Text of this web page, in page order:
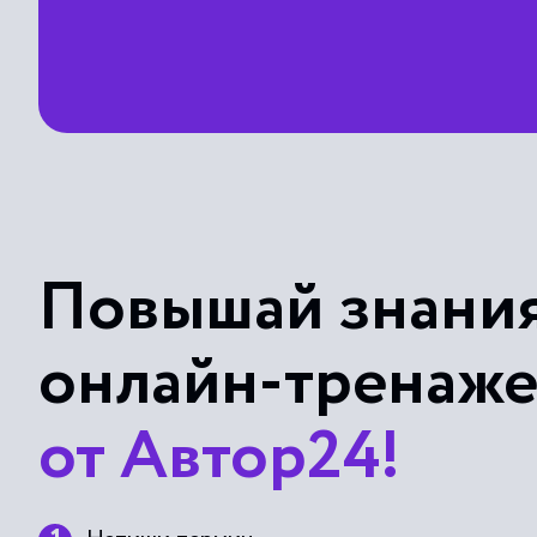
Повышай
онлайн-
от Автор24!